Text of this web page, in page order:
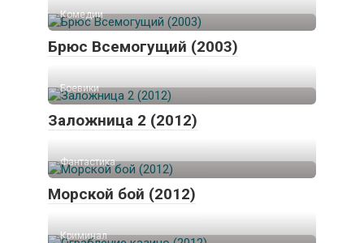
Комедии
Брюс Всемогущий (2003)
Боевики
Заложница 2 (2012)
Фантастика
Морской бой (2012)
Криминал